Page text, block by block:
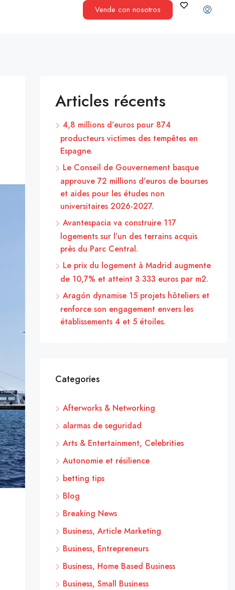
Vende con nosotros
Articles récents
4,8 millions d’euros pour 874
producteurs victimes des tempêtes en
Espagne.
Le Conseil de Gouvernement basque
approuve 72 millions d’euros de bourses
et aides pour les études non
universitaires 2026-2027.
Avantespacia va construire 117
logements sur l’un des terrains acquis
près du Parc Central.
Le prix du logement à Madrid augmente
de 10,7% et atteint 3 333 euros par m2.
Aragón dynamise 15 projets hôteliers et
renforce son engagement envers les
établissements 4 et 5 étoiles.
Categories
Afterworks & Networking
alarmas de seguridad
Arts & Entertainment, Celebrities
Autonomie et résilience
betting tips
Blog
Breaking News
Business, Article Marketing
Business, Entrepreneurs
Business, Home Based Business
Business, Small Business